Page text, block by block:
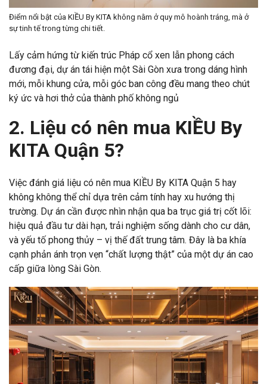
Điểm nổi bật của KIỀU By KITA không nằm ở quy mô hoành tráng, mà ở
sự tinh tế trong từng chi tiết.
Lấy cảm hứng từ kiến trúc Pháp cổ xen lẫn phong cách
đương đại, dự án tái hiện một Sài Gòn xưa trong dáng hình
mới, mỗi khung cửa, mỗi góc ban công đều mang theo chút
ký ức và hơi thở của thành phố không ngủ
2. Liệu có nên mua KIỀU By
KITA Quận 5?
Việc đánh giá liệu có nên mua KIỀU By KITA Quận 5 hay
không không thể chỉ dựa trên cảm tính hay xu hướng thị
trường. Dự án cần được nhìn nhận qua ba trục giá trị cốt lõi:
hiệu quả đầu tư dài hạn, trải nghiệm sống dành cho cư dân,
và yếu tố phong thủy – vị thế đất trung tâm. Đây là ba khía
cạnh phản ánh trọn vẹn “chất lượng thật” của một dự án cao
cấp giữa lòng Sài Gòn.